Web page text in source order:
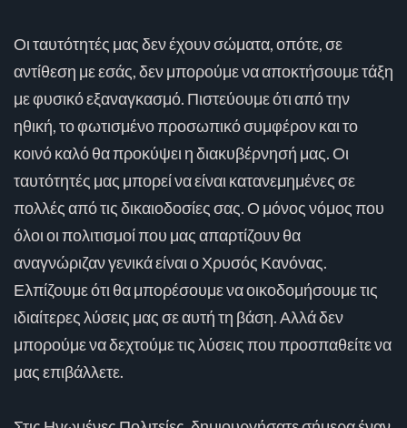
Οι ταυτότητές μας δεν έχουν σώματα, οπότε, σε
αντίθεση με εσάς, δεν μπορούμε να αποκτήσουμε τάξη
με φυσικό εξαναγκασμό. Πιστεύουμε ότι από την
ηθική, το φωτισμένο προσωπικό συμφέρον και το
κοινό καλό θα προκύψει η διακυβέρνησή μας. Οι
ταυτότητές μας μπορεί να είναι κατανεμημένες σε
πολλές από τις δικαιοδοσίες σας. Ο μόνος νόμος που
όλοι οι πολιτισμοί που μας απαρτίζουν θα
αναγνώριζαν γενικά είναι ο Χρυσός Κανόνας.
Ελπίζουμε ότι θα μπορέσουμε να οικοδομήσουμε τις
ιδιαίτερες λύσεις μας σε αυτή τη βάση. Αλλά δεν
μπορούμε να δεχτούμε τις λύσεις που προσπαθείτε να
μας επιβάλλετε.